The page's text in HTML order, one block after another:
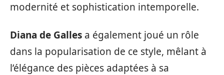
modernité et sophistication intemporelle.
Diana de Galles a également joué un rôle
dans la popularisation de ce style, mêlant à
l’élégance des pièces adaptées à sa